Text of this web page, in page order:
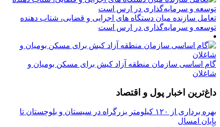
تعامل سازنده میان دستگاه‌ های اجرایی و قضایی، شتاب‌ دهنده
توسعه و سرمایه‌گذاری در ارس است
گام اساسی سازمان منطقه آزاد کیش برای مسکن بومیان و
شاغلان
داغ‌ترین اخبار پول و اقتصاد
بهره برداری از ۱۲۰ کیلومتر بزرگراه در سیستان و بلوچستان تا
پایان امسال